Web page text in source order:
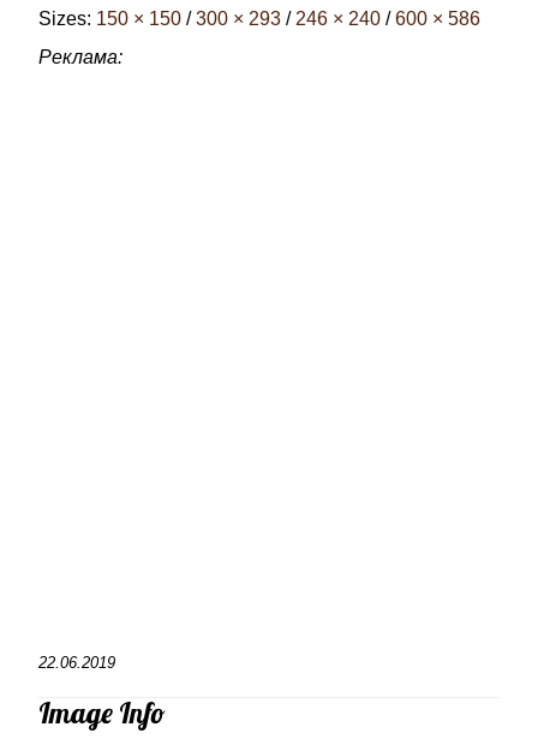
Sizes: 150 × 150 / 300 × 293 / 246 × 240 / 600 × 586
Реклама:
22.06.2019
Image Info